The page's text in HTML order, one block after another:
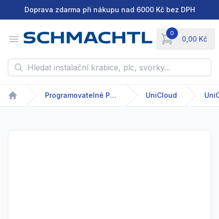
Doprava zdarma při nákupu nad 6000 Kč bez DPH
Open menu
0
0,00 Kč
items in cart,
Hledat instalační krabice, plc, svorky...
Home
Programovatelné PLC UniCloud